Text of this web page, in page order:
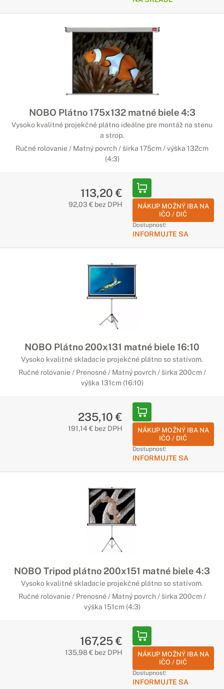
NOBO Plátno 175x132 matné biele 4:3
Vysoko kvalitné projekčné plátno ideálne pre montáž na stenu
a strop.
Ručné rolovanie / Matný povrch / širka 175cm / výška 132cm
(4:3)
113,20 €
92,03 € bez DPH
NÁKUP MOŽNÝ IBA NA
IČO / DIČ
Dostupnosť:
INFORMUJTE SA
NOBO Plátno 200x131 matné biele 16:10
Vysoko kvalitné skladacie projekčné plátno so statívom.
Ručné rolovanie / Prenosné / Matný povrch / širka 200cm /
výška 131cm (16:10)
235,10 €
191,14 € bez DPH
NÁKUP MOŽNÝ IBA NA
IČO / DIČ
Dostupnosť:
INFORMUJTE SA
NOBO Tripod plátno 200x151 matné biele 4:3
Vysoko kvalitné skladacie projekčné plátno so statívom.
Ručné rolovanie / Prenosné / Matný povrch / širka 200cm /
výška 151cm (4:3)
167,25 €
135,98 € bez DPH
NÁKUP MOŽNÝ IBA NA
IČO / DIČ
Dostupnosť:
INFORMUJTE SA